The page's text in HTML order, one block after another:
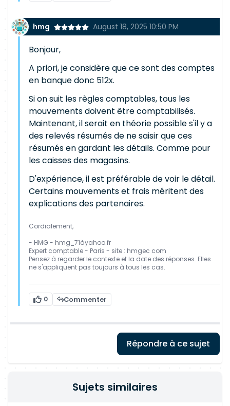
hmg August 18, 2025 10:50 PM
Bonjour,
A priori, je considère que ce sont des comptes
en banque donc 512x.
Si on suit les règles comptables, tous les
mouvements doivent être comptabilisés.
Maintenant, il serait en théorie possible s'il y a
des relevés résumés de ne saisir que ces
résumés en gardant les détails. Comme pour
les caisses des magasins.
D'expérience, il est préférable de voir le détail.
Certains mouvements et frais méritent des
explications des partenaires.
Cordialement,
- HMG - hmg_71àyahoo.fr
Expert comptable - Paris - site : hmgec com
Pensez à regarder le contexte et la date des réponses. Elles
ne s'appliquent pas toujours à tous les cas.
0 Commenter
Répondre à ce sujet
Sujets similaires